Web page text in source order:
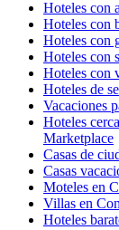
Hoteles con
Hoteles con
Hoteles con
Hoteles con
Hoteles con
Hoteles de
Vacaciones
Hoteles
Marketplace
Casas de
Casas
Moteles en
Villas en
Hoteles